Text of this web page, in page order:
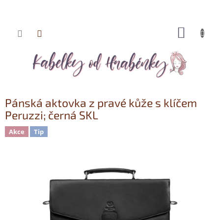
Přejít
Pánská aktovka z pravé kůže s klíčem
Peruzzi; černá SKL
Akce Tip